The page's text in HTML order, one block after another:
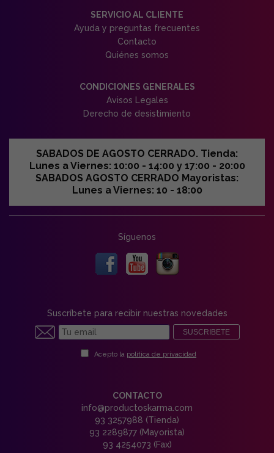
SERVICIO AL CLIENTE
Ayuda y preguntas frecuentes
Contacto
Quiénes somos
CONDICIONES GENERALES
Avisos Legales
Derecho de desistimiento
SABADOS DE AGOSTO CERRADO. Tienda:
Lunes a Viernes: 10:00 - 14:00 y 17:00 - 20:00
SABADOS AGOSTO CERRADO Mayoristas:
Lunes a Viernes: 10 - 18:00
Síguenos
Suscríbete para recibir nuestras novedades
SUSCRIBETE
Acepto la política de privacidad
CONTACTO
info@productoskarma.com
93 3257988 (Tienda)
93 2289877 (Mayorista)
93 4254073 (Fax)